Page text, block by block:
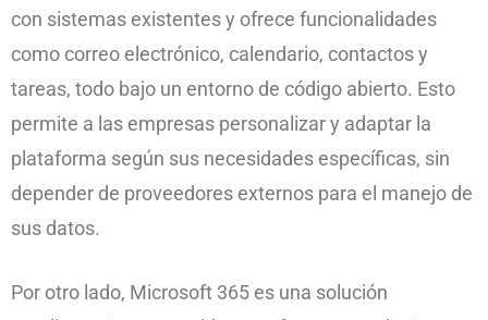
con sistemas existentes y ofrece funcionalidades
como correo electrónico, calendario, contactos y
tareas, todo bajo un entorno de código abierto. Esto
permite a las empresas personalizar y adaptar la
plataforma según sus necesidades específicas, sin
depender de proveedores externos para el manejo de
sus datos.
Por otro lado, Microsoft 365 es una solución